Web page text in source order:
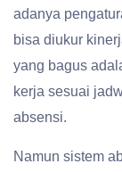
adanya
bisa diukur
yang bagus
kerja sesuai
absensi.
Namun sistem